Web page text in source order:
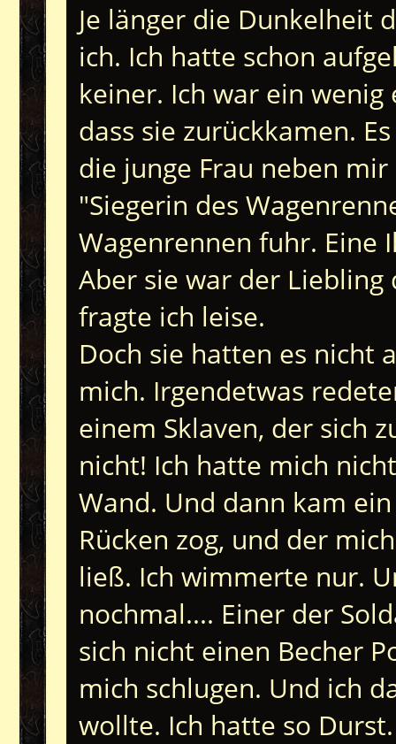
Je länger die Dunkelheit
ich. Ich hatte schon
keiner. Ich war ein
dass sie zurückkamen.
die junge Frau neben
"Siegerin des
Wagenrennen fuhr. Eine
Aber sie war der
fragte ich leise.
Doch sie hatten es nicht
mich. Irgendetwas
einem Sklaven, der sich
nicht! Ich hatte mich
Wand. Und dann kam
Rücken zog, und der
ließ. Ich wimmerte nur.
nochmal.... Einer der
sich nicht einen Becher
mich schlugen. Und ich
wollte. Ich hatte so